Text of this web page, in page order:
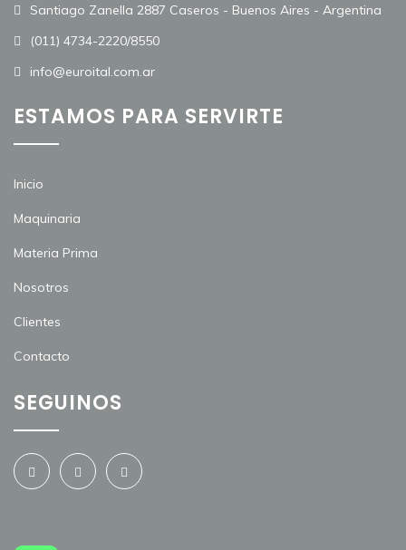
Santiago Zanella 2887 Caseros - Buenos Aires - Argentina
(011) 4734-2220/8550
info@euroital.com.ar
ESTAMOS PARA SERVIRTE
Inicio
Maquinaria
Materia Prima
Nosotros
Clientes
Contacto
SEGUINOS